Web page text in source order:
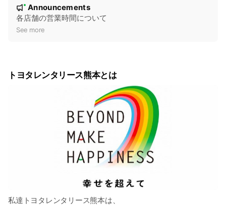
e
New
Announcements
各店舗の営業時間について
See more
トヨタレンタリース熊本とは
私達トヨタレンタリース熊本は、